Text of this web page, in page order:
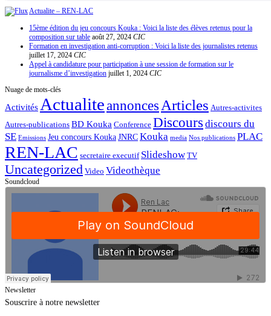
Actualite – REN-LAC
15ème édition du jeu concours Kouka : Voici la liste des élèves retenus pour la
composition sur table août 27, 2024 CIC
Formation en investigation anti-corruption : Voici la liste des journalistes retenus
juillet 17, 2024 CIC
Appel à candidature pour participation à une session de formation sur le
journalisme d’investigation juillet 1, 2024 CIC
Nuage de mots-clés
Activités Actualiteannonces Articles Autres-activites
Autres-publications BD Kouka Conference Discours discours du
SE Emissions Jeu concours KoukaJNRCKouka media Nos publications PLAC
REN-LAC secretaire executif Slideshow TV
Uncategorized Video Videothèque
Soundcloud
Newsletter
Souscrire à notre newsletter